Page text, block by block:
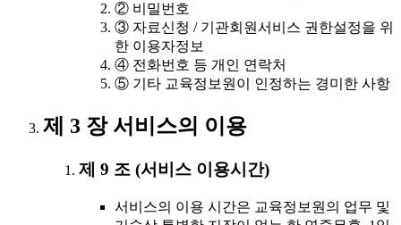
② 비밀번호
③ 자료신청 / 기관회원서비스 권한설정을 위
한 이용자정보
④ 전화번호 등 개인 연락처
⑤ 기타 교육정보원이 인정하는 경미한 사항
제 3 장 서비스의 이용
제 9 조 (서비스 이용시간)
서비스의 이용 시간은 교육정보원의 업무 및